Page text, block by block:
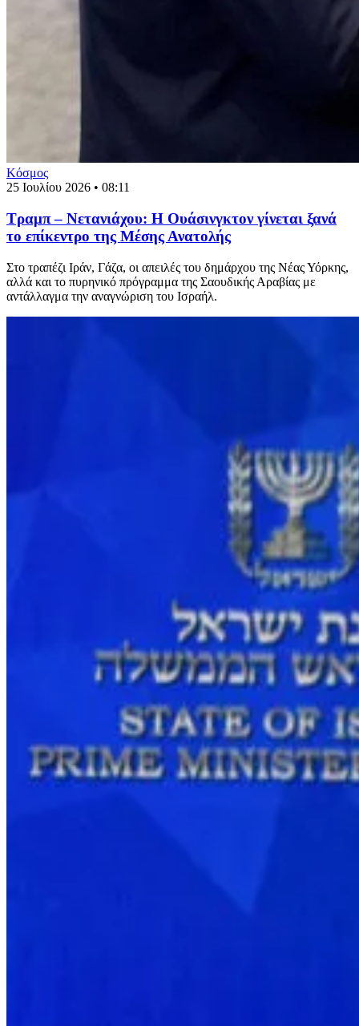
Κόσμος
25 Ιουλίου 2026 • 08:11
Τραμπ – Νετανιάχου: Η Ουάσινγκτον γίνεται ξανά
το επίκεντρο της Μέσης Ανατολής
Στο τραπέζι Ιράν, Γάζα, οι απειλές του δημάρχου της Νέας Υόρκης,
αλλά και το πυρηνικό πρόγραμμα της Σαουδικής Αραβίας με
αντάλλαγμα την αναγνώριση του Ισραήλ.